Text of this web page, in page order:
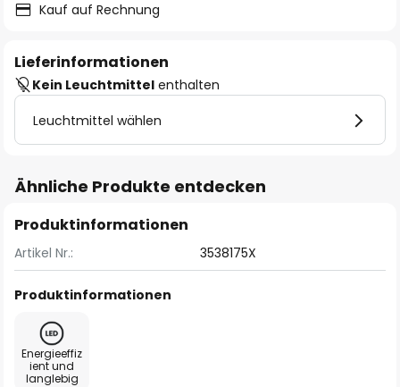
Kauf auf Rechnung
Lieferinformationen
Kein Leuchtmittel enthalten
Leuchtmittel wählen
Ähnliche Produkte entdecken
Produktinformationen
Artikel Nr.: 3538175X
Produktinformationen
Energieeffiz
ient und
langlebig